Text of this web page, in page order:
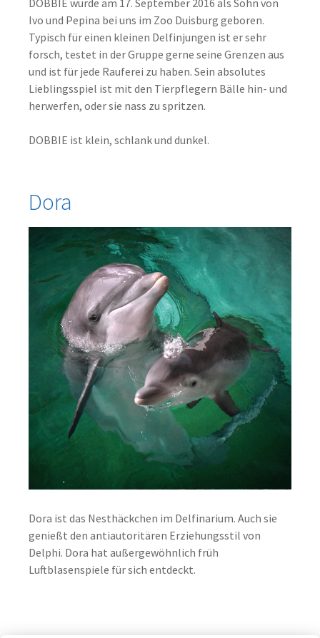
Ivo und Pepina bei uns im Zoo Duisburg geboren.
Typisch für einen kleinen Delfinjungen ist er sehr
forsch, testet in der Gruppe gerne seine Grenzen aus
und ist für jede Rauferei zu haben. Sein absolutes
Lieblingsspiel ist mit den Tierpflegern Bälle hin- und
herwerfen, oder sie nass zu spritzen.
DOBBIE ist klein, schlank und dunkel.
Dora
Dora ist das Nesthäckchen im Delfinarium. Auch sie
genießt den antiautoritären Erziehungsstil von
Delphi. Dora hat außergewöhnlich früh
Luftblasenspiele für sich entdeckt.